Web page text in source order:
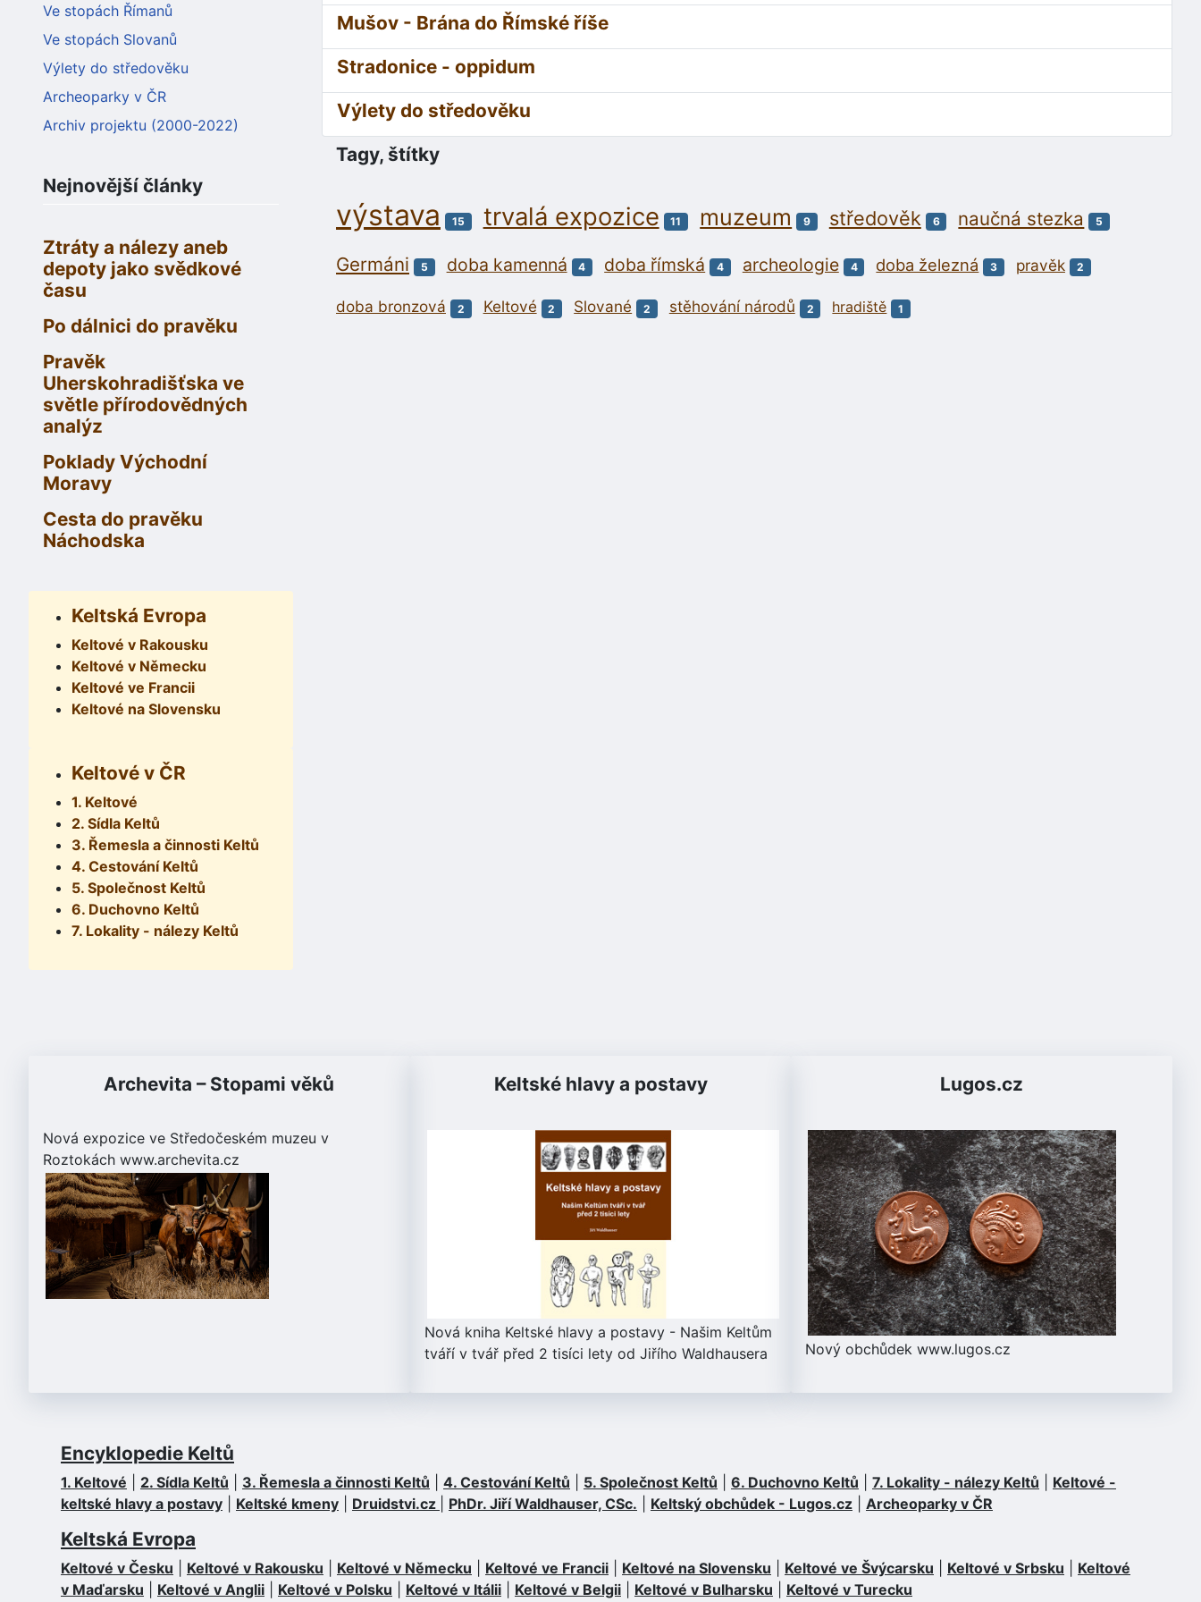
Ve stopách Římanů
Ve stopách Slovanů
Výlety do středověku
Archeoparky v ČR
Archiv projektu (2000-2022)
Nejnovější články
Ztráty a nálezy aneb
depoty jako svědkové
času
Po dálnici do pravěku
Pravěk
Uherskohradišťska ve
světle přírodovědných
analýz
Poklady Východní
Moravy
Cesta do pravěku
Náchodska
Keltská Evropa
Keltové v Rakousku
Keltové v Německu
Keltové ve Francii
Keltové na Slovensku
Keltové v ČR
1. Keltové
2. Sídla Keltů
3. Řemesla a činnosti Keltů
4. Cestování Keltů
5. Společnost Keltů
6. Duchovno Keltů
7. Lokality - nálezy Keltů
Mušov - Brána do Římské říše
Stradonice - oppidum
Výlety do středověku
Tagy, štítky
výstava 15 trvalá expozice 11 muzeum 9 středověk 6 naučná stezka 5
Germáni 5 doba kamenná 4 doba římská 4 archeologie 4 doba železná 3 pravěk 2
doba bronzová 2 Keltové 2 Slované 2 stěhování národů 2 hradiště 1
Archevita – Stopami věků
Nová expozice ve Středočeském muzeu v
Roztokách www.archevita.cz
Keltské hlavy a postavy
Nová kniha Keltské hlavy a postavy- Našim Keltům
tváří v tvář před 2 tisíci lety od Jiřího Waldhausera
Lugos.cz
Nový obchůdekwww.lugos.cz
Encyklopedie Keltů
1. Keltové 2. Sídla Keltů 3. Řemesla a činnosti Keltů 4. Cestování Keltů 5. Společnost Keltů 6. Duchovno Keltů 7. Lokality - nálezy Keltů
Keltové -
keltské hlavy a postavy
Keltské kmeny Druidstvi.cz PhDr. Jiří Waldhauser, CSc. Keltský obchůdek - Lugos.cz Archeoparky v ČR
Keltská Evropa
Keltové v Česku Keltové v Rakousku Keltové v Německu Keltové ve Francii Keltové na Slovensku Keltové ve Švýcarsku Keltové v Srbsku
Keltové
v Maďarsku
Keltové v Anglii Keltové v Polsku Keltové v Itálii Keltové v Belgii Keltové v Bulharsku Keltové v Turecku